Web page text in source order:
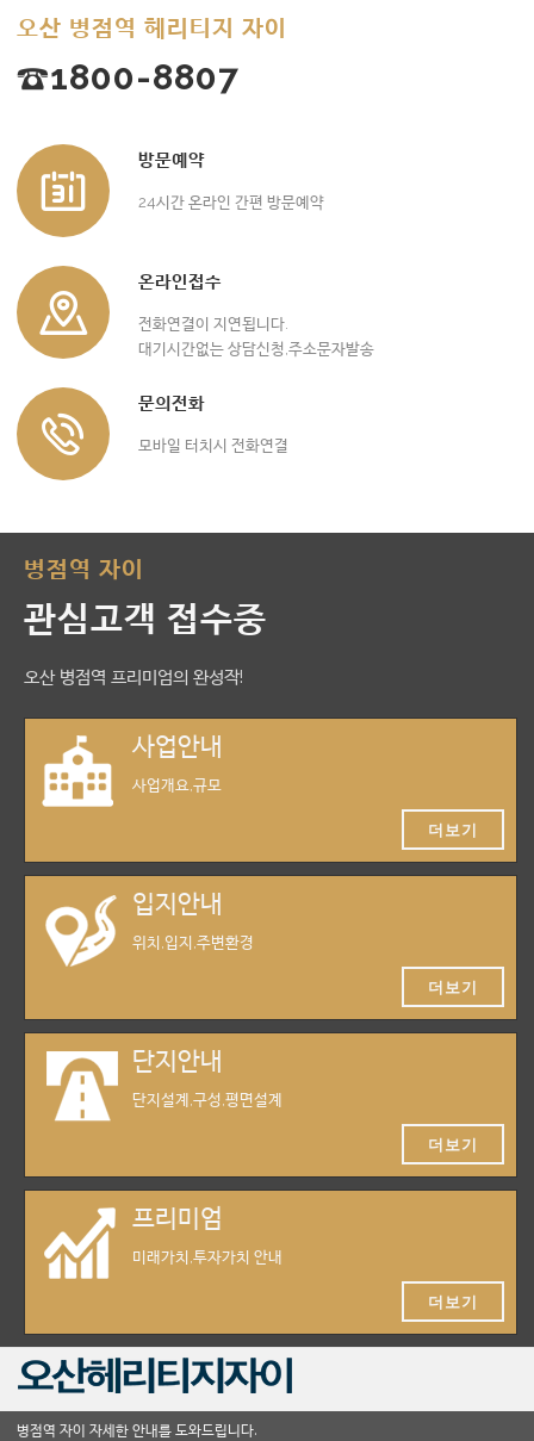
오산 병점역 헤리티지 자이
☎1800-8807
방문예약
24시간 온라인 간편 방문예약
온라인접수
전화연결이 지연됩니다.
대기시간없는 상담신청,주소문자발송
문의전화
모바일 터치시 전화연결
병점역 자이
관심고객 접수중
오산 병점역 프리미엄의 완성작!
사업안내
사업개요,규모
더보기
입지안내
위치,입지,주변환경
더보기
단지안내
단지설계,구성,평면설계
더보기
프리미엄
미래가치,투자가치 안내
더보기
병점역 자이 자세한 안내를 도와드립니다.